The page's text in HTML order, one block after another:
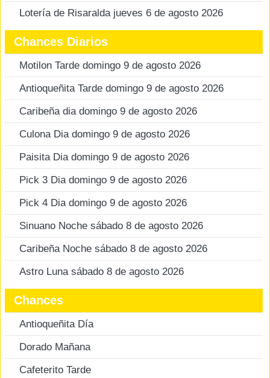
Lotería de Risaralda jueves 6 de agosto 2026
Chances Diarios
Motilon Tarde domingo 9 de agosto 2026
Antioqueñita Tarde domingo 9 de agosto 2026
Caribeña dia domingo 9 de agosto 2026
Culona Dia domingo 9 de agosto 2026
Paisita Dia domingo 9 de agosto 2026
Pick 3 Dia domingo 9 de agosto 2026
Pick 4 Dia domingo 9 de agosto 2026
Sinuano Noche sábado 8 de agosto 2026
Caribeña Noche sábado 8 de agosto 2026
Astro Luna sábado 8 de agosto 2026
Chances
Antioqueñita Día
Dorado Mañana
Cafeterito Tarde